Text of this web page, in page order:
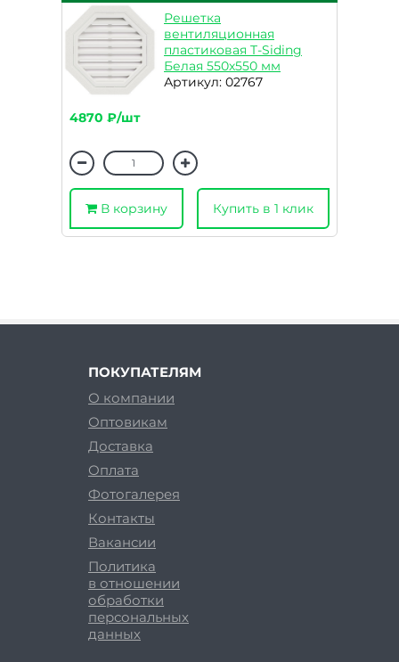
Решетка
вентиляционная
пластиковая T-Siding
Белая 550х550 мм
Артикул: 02767
4870 ₽/шт
В корзину Купить в 1 клик
ПОКУПАТЕЛЯМ
О компании
Оптовикам
Доставка
Оплата
Фотогалерея
Контакты
Вакансии
Политика
в отношении
обработки
персональных
данных